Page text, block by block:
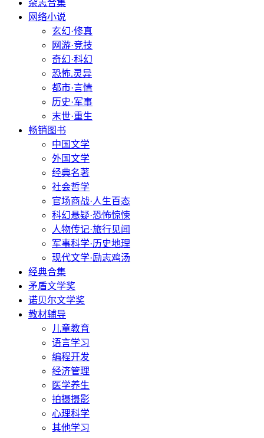
杂志合集
网络小说
玄幻·修真
网游·竞技
奇幻·科幻
恐怖.灵异
都市·言情
历史·军事
末世·重生
畅销图书
中国文学
外国文学
经典名著
社会哲学
官场商战·人生百态
科幻悬疑·恐怖惊悚
人物传记·旅行见闻
军事科学·历史地理
现代文学·励志鸡汤
经典合集
矛盾文学奖
诺贝尔文学奖
教材辅导
儿童教育
语言学习
编程开发
经济管理
医学养生
拍摄摄影
心理科学
其他学习